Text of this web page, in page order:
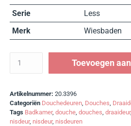
Serie
Less
Merk
Wiesbaden
Toevoegen
Artikelnummer: 20.3396
Categoriën Douchedeuren, Douches,
Tags Badkamer, douche, douches, draaideur,
nisdeur, nisdeur, nisdeuren